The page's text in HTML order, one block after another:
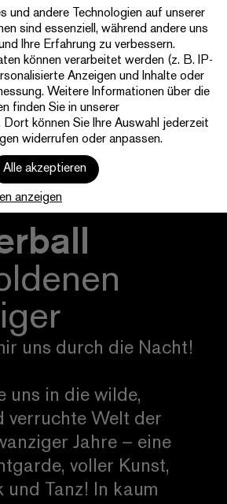
uns durch die Nacht!
uns in die wilde,
verruchte Welt der
Jahre – eine
voller Kunst,
und Tanz! In kaum
und andere Technologien auf unserer
sind essenziell, während andere uns
Ihre Erfahrung zu verbessern.
können verarbeitet werden (z. B. IP-
Anzeigen und Inhalte oder
Weitere Informationen über die
finden Sie in unserer
Dort können Sie Ihre Auswahl jederzeit
widerrufen oder anpassen.
Alle akzeptieren
anzeigen